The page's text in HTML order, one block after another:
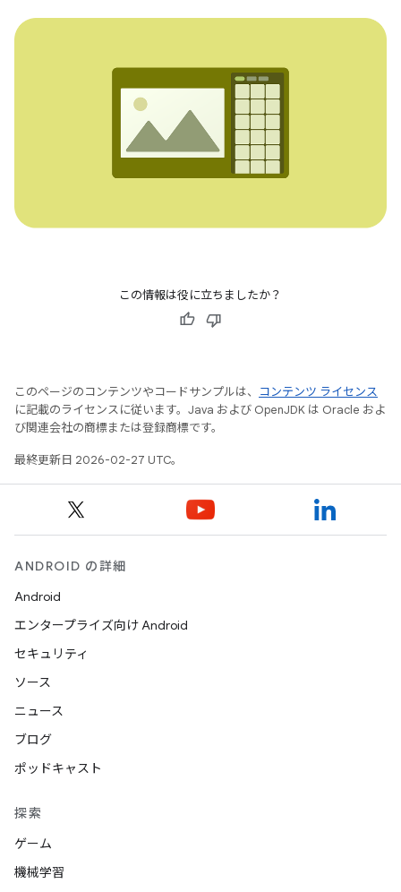
この情報は役に立ちましたか？
このページのコンテンツやコードサンプルは、
コンテンツ ライセンス
に記載のライセンスに従います。Java および OpenJDK は Oracle およ
び関連会社の商標または登録商標です。
最終更新日 2026-02-27 UTC。
ANDROID の詳細
Android
エンタープライズ向け Android
セキュリティ
ソース
ニュース
ブログ
ポッドキャスト
探索
ゲーム
機械学習